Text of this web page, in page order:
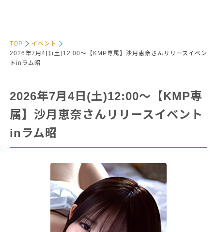
TOP
イベント
2026年7月4日(土)12:00～【KMP専属】沙月恵奈さんリリースイベン
トinラム昭
2026年7月4日(土)12:00～【KMP専
属】沙月恵奈さんリリースイベント
inラム昭